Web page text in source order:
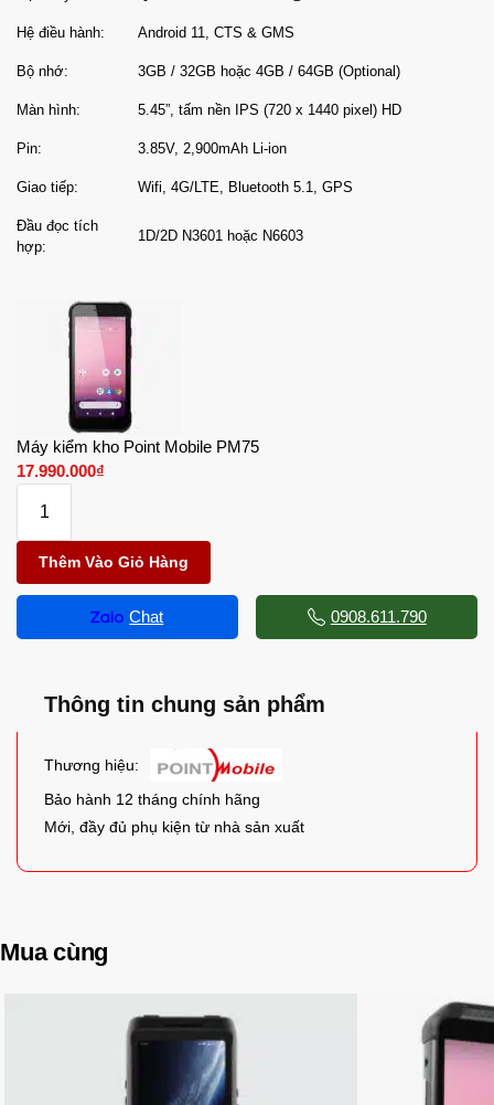
Hệ điều hành: Android 11, CTS & GMS
Bộ nhớ: 3GB / 32GB hoặc 4GB / 64GB (Optional)
Màn hình: 5.45”, tấm nền IPS (720 x 1440 pixel) HD
Pin: 3.85V, 2,900mAh Li-ion
Giao tiếp: Wifi, 4G/LTE, Bluetooth 5.1, GPS
Đầu đọc tích
hợp:
1D/2D N3601 hoặc N6603
Máy kiểm kho Point Mobile PM75
17.990.000₫
Thêm Vào Giỏ Hàng
Chat 0908.611.790
Thông tin chung sản phẩm
Thương hiệu:
Bảo hành 12 tháng chính hãng
Mới, đầy đủ phụ kiện từ nhà sản xuất
Mua cùng